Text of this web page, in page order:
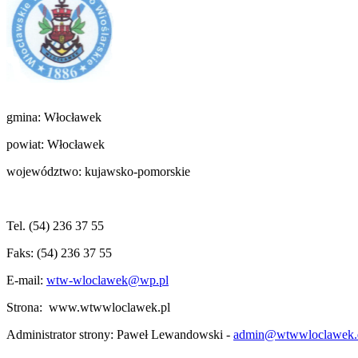
gmina: Włocławek
powiat: Włocławek
województwo: kujawsko-pomorskie
Tel. (54) 236 37 55
Faks: (54) 236 37 55
E-mail: wtw-wloclawek@wp.pl
Strona: www.wtwwloclawek.pl
Administrator strony: Paweł Lewandowski -